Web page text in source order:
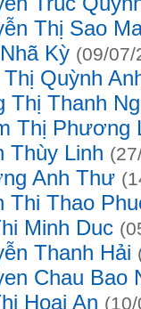
Thị Sao
Kỳ (09/07/
Quỳnh
Thị Thanh
Thị Phương
Thùy Linh
Anh Thư
Thi Thao
Minh Duc
Thanh Hải
Chau Bao
Hoai An